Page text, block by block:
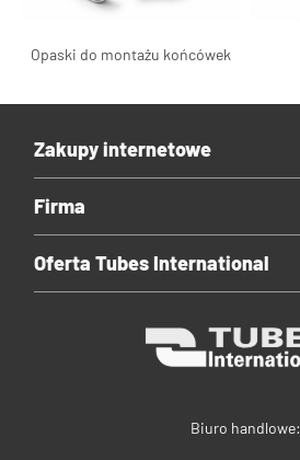
Opaski do montażu końcówek
Biuro handlowe:
Zakupy internetowe
Firma
Oferta Tubes International